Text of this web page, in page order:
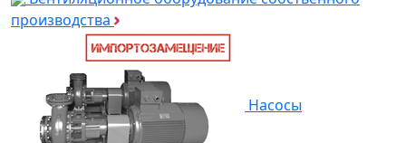
производства
Насосы